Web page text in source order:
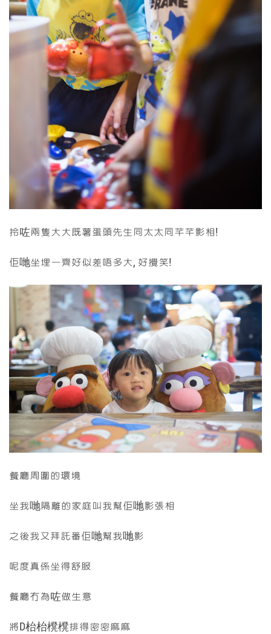
拎咗兩隻大大既薯蛋頭先生同太太同芊芊影相!
佢哋坐埋一齊好似差唔多大, 好攪笑!
餐廳周圍的環境
坐我哋隔離的家庭叫我幫佢哋影張相
之後我又拜託番佢哋幫我哋影
呢度真係坐得舒服
餐廳冇為咗做生意
將D枱枱櫈櫈排得密密麻麻